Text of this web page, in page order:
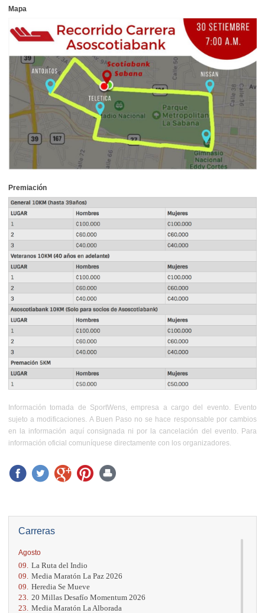
Carreras
Agosto
09. La Ruta del Indio
09. Media Maratón La Paz 2026
09. Heredia Se Mueve
23. 20 Millas Desafío Momentum 2026
23. Media Maratón La Alborada
Mapa
Premiación
Información tomada de SportWens, empresa a cargo del evento. Evento
sujeto a modificaciones. A Buen Paso no se hace responsable por cambios
en la información aquí consignada ni por la cancelación del evento. Para
información oficial comuníquese directamente con los organizadores.